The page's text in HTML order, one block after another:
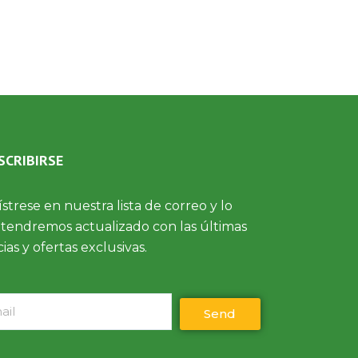
en nuestra lista de correo y lo
actualizado con las últimas
y ofertas exclusivas.
Send